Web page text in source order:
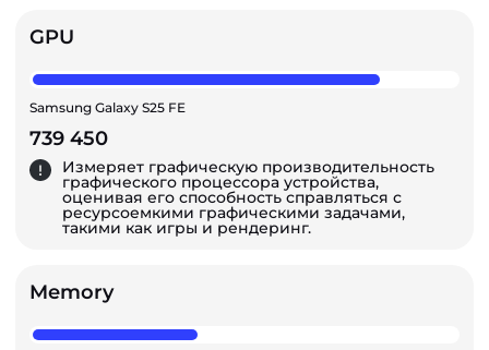
GPU
Samsung Galaxy S25 FE
739 450
Измеряет графическую производительность
графического процессора устройства,
оценивая его способность справляться с
ресурсоемкими графическими задачами,
такими как игры и рендеринг.
Memory